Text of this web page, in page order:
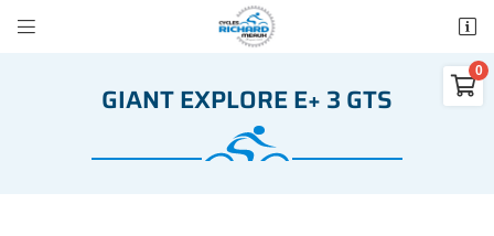
 
01 64 34 07 57

GIANT EXPLORE E+ 3 GTS